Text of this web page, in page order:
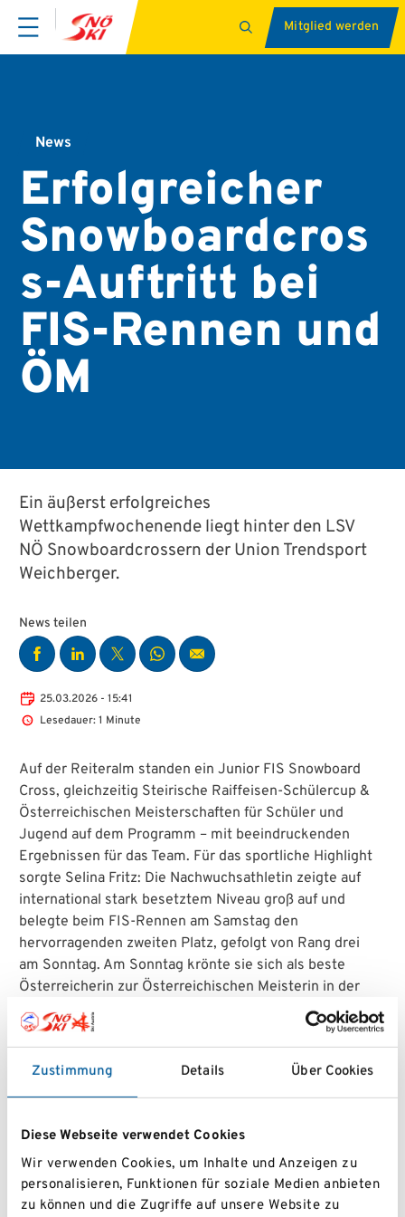
Zustimmung Details Über Cookies
Diese Webseite verwendet Cookies
Wir verwenden Cookies, um Inhalte und Anzeigen zu
personalisieren, Funktionen für soziale Medien anbieten
zu können und die Zugriffe auf unsere Website zu
Mitglied werden
News
Erfolgreicher
Snowboardcros
s-Auftritt bei
FIS-Rennen und
ÖM
Ein äußerst erfolgreiches
Wettkampfwochenende liegt hinter den LSV
NÖ Snowboardcrossern der Union Trendsport
Weichberger.
News teilen
25.03.2026 - 15:41
Lesedauer: 1 Minute
Auf der Reiteralm standen ein Junior FIS Snowboard
Cross, gleichzeitig Steirische Raiffeisen-Schülercup &
Österreichischen Meisterschaften für Schüler und
Jugend auf dem Programm – mit beeindruckenden
Ergebnissen für das Team. Für das sportliche Highlight
sorgte Selina Fritz: Die Nachwuchsathletin zeigte auf
international stark besetztem Niveau groß auf und
belegte beim FIS-Rennen am Samstag den
hervorragenden zweiten Platz, gefolgt von Rang drei
am Sonntag. Am Sonntag krönte sie sich als beste
Österreicherin zur Österreichischen Meisterin in der
Jugendklasse. Besonders bemerkenswert: Am
Sonntag stellte sie mit der schnellsten
Qualifikationszeit des gesamten Teilnehmerfeldes ihre
starke Form eindrucksvoll unter Beweis. Auch Niklas
Jecel überzeugte mit konstant starken Leistungen.
jeweils den sechsten Platz im internationalen
Starterfeld. Als bester Österreicher sicherte er sich am
Sonntag damit den Österreichischen Meistertitel in
der Schülerklasse und holte diesen nach